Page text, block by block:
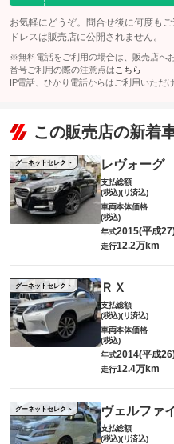
お気軽にどうぞ。問合せ後に何度も
ドレスは販売店に公開されません。
※無料電話をご利用の場合は、販売店へ
番号ご利用の際の注意点は こちら
IP電話、ひかり電話からはご利用いただけ
この販売店の新着
グーネットセレクト レヴォーグ
支払総額
(税込)(リ済込)
車両本体価格
(税込)
年式2015(平成
走行12.2万km
グーネットセレクト ＲＸ
支払総額
(税込)(リ済込)
車両本体価格
(税込)
年式2014(平成
走行12.4万km
グーネットセレクト ヴェルファ
支払総額
(税込)(リ済込)